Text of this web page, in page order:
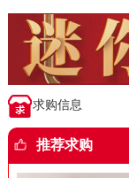
求购信息
推荐求购